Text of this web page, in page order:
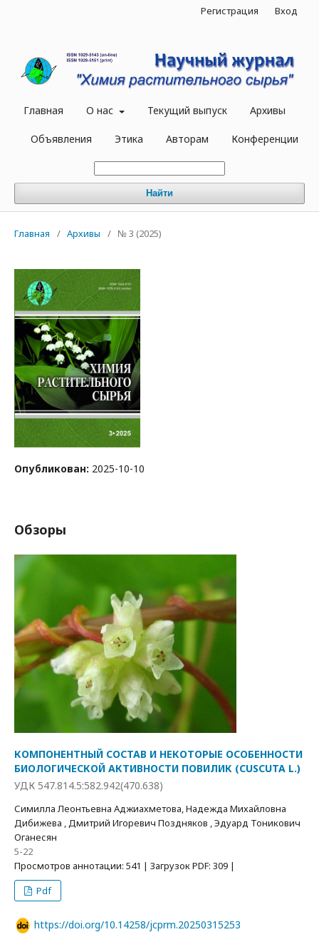
Главная О нас Текущий выпуск Архивы
Объявления Этика Авторам Конференции
Найти
Регистрация Вход
Главная / Архивы / № 3 (2025)
Опубликован: 2025-10-10
Обзоры
КОМПОНЕНТНЫЙ СОСТАВ И НЕКОТОРЫЕ ОСОБЕННОСТИ
БИОЛОГИЧЕСКОЙ АКТИВНОСТИ ПОВИЛИК (CUSCUTA L.)
УДК 547.814.5:582.942(470.638)
Симилла Леонтьевна Аджиахметова, Надежда Михайловна
Дибижева , Дмитрий Игоревич Поздняков , Эдуард Тоникович
Оганесян
5-22
Просмотров аннотации: 541 | Загрузок PDF: 309 |
Pdf
https://doi.org/10.14258/jcprm.20250315253